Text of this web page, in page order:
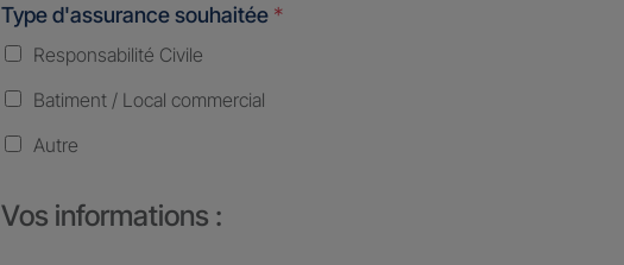
Type d'assurance souhaitée *
Responsabilité Civile
Batiment / Local commercial
Autre
Vos informations :